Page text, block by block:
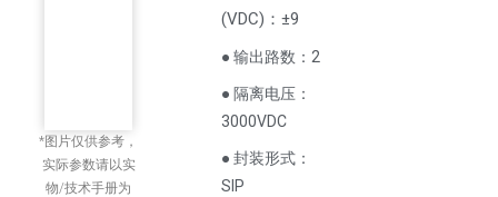
*图片仅供参考，
实际参数请以实
物/技术手册为
(VDC) ：±9
● 输出路数：2
● 隔离电压：
3000VDC
● 封装形式：
SIP